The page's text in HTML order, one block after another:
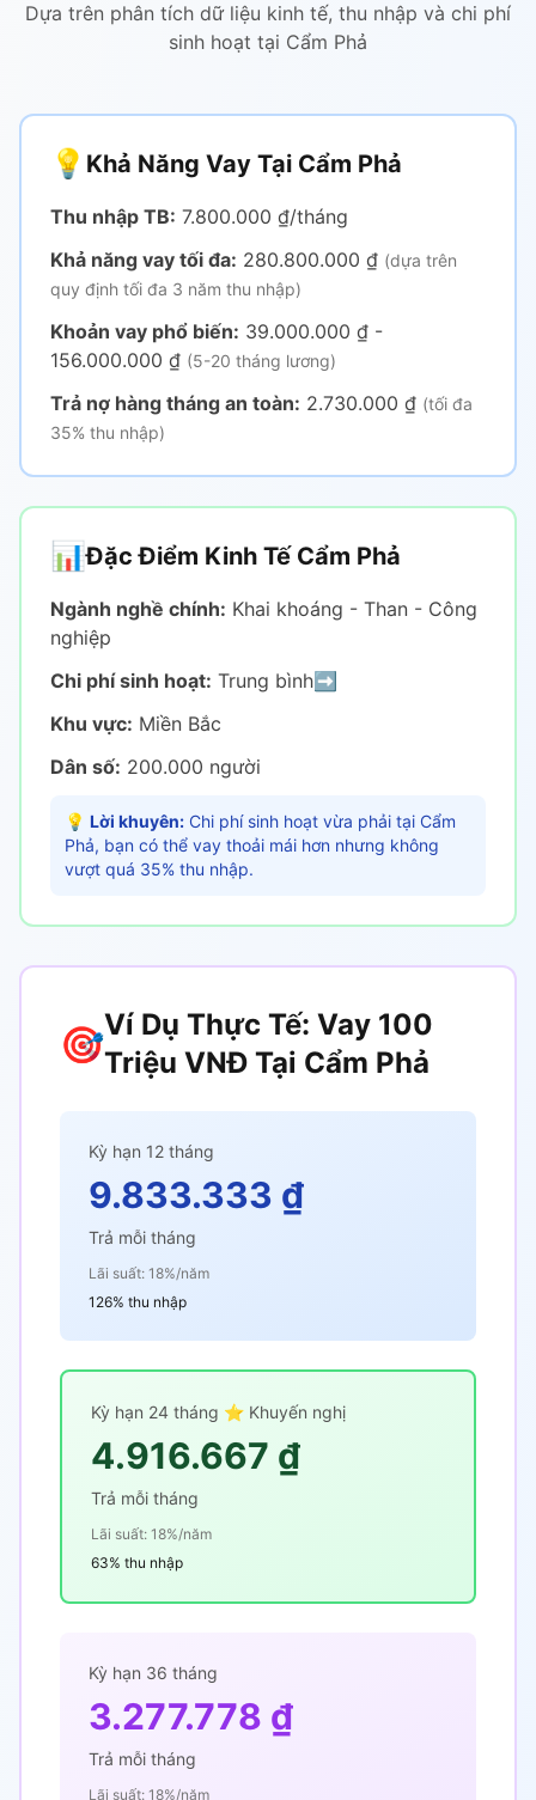
Dựa trên phân tích dữ liệu kinh tế, thu nhập và chi phí
sinh hoạt tại Cẩm Phả
💡 Khả Năng Vay Tại Cẩm Phả
Thu nhập TB: 7.800.000 ₫/tháng
Khả năng vay tối đa: 280.800.000 ₫ (dựa trên
quy định tối đa 3 năm thu nhập)
Khoản vay phổ biến: 39.000.000 ₫ -
156.000.000 ₫ (5-20 tháng lương)
Trả nợ hàng tháng an toàn: 2.730.000 ₫ (tối đa
35% thu nhập)
📊Đặc Điểm Kinh Tế Cẩm Phả
Ngành nghề chính: Khai khoáng - Than - Công
nghiệp
Chi phí sinh hoạt: Trung bình➡️
Khu vực: Miền Bắc
Dân số: 200.000 người
💡 Lời khuyên: Chi phí sinh hoạt vừa phải tại Cẩm
Phả, bạn có thể vay thoải mái hơn nhưng không
vượt quá 35% thu nhập.
🎯Ví Dụ Thực Tế: Vay 100
Triệu VNĐ Tại Cẩm Phả
Kỳ hạn 12 tháng
9.833.333 ₫
Trả mỗi tháng
Lãi suất: 18%/năm
126% thu nhập
Kỳ hạn 24 tháng ⭐ Khuyến nghị
4.916.667 ₫
Trả mỗi tháng
Lãi suất: 18%/năm
63% thu nhập
Kỳ hạn 36 tháng
3.277.778 ₫
Trả mỗi tháng
Lãi suất: 18%/năm